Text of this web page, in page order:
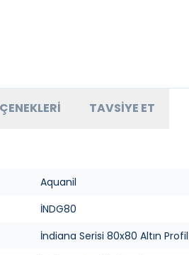
TAVSIYE ET
Aquanil
İNDG80
İndiana Serisi 80x80 Altın